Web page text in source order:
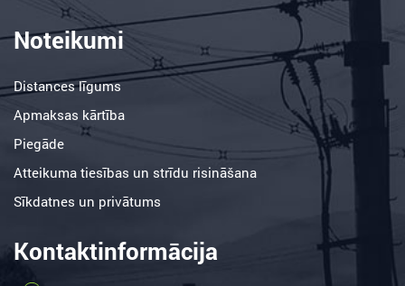
Noteikumi
Distances līgums
Apmaksas kārtība
Piegāde
Atteikuma tiesības un strīdu risināšana
Sīkdatnes un privātums
Kontaktinformācija